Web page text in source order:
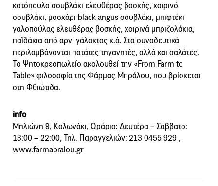
κoτόπουλο σουβλάκι ελευθέρας βοσκής, χοιρινό
σουβλάκι, μοσχάρι black angus σουβλάκι, μπιφτέκι
γαλοπούλας ελευθέρας βοσκής, χοιρινά μπριζολάκια,
παϊδάκια από αρνί γάλακτος κ.ά. Στα συνοδευτικά
περιλαμβάνονται πατάτες τηγανητές, αλλά και σαλάτες.
Το Ψητοκρεοπωλείο ακολουθεί την «From Farm to
Table» φιλοσοφία της Φάρμας Μπράλου, που βρίσκεται
στη Φθιώτιδα.
info
Μηλιώνη 9, Κολωνάκι, Ωράριο: Δευτέρα – Σάββατο:
13:00 – 22:00, Τηλ. Παραγγελιών: 213 0455 929 ,
www.farmabralou.gr